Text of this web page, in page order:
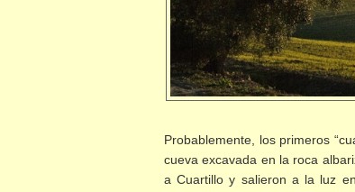
Probablemente, los primeros
cueva excavada en la roca
aCuartillo y salieron a la luz